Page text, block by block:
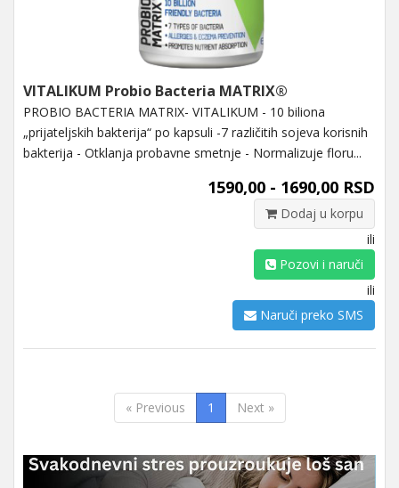
VITALIKUM Probio Bacteria MATRIX®
PROBIO BACTERIA MATRIX- VITALIKUM - 10 biliona
„prijateljskih bakterija“ po kapsuli -7 različitih sojeva korisnih
bakterija - Otklanja probavne smetnje - Normalizuje floru...
1590,00 - 1690,00 RSD
Dodaj u korpu
ili
Pozovi i naruči
ili
Naruči preko SMS
« Previous 1 Next »